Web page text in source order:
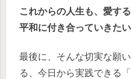
これからの人生も、愛す
平和に付き合っていきた
最後に、そんな切実な願
る、今日から実践できる